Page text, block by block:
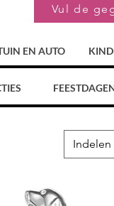
Vul de
EN AUTO
Indelen